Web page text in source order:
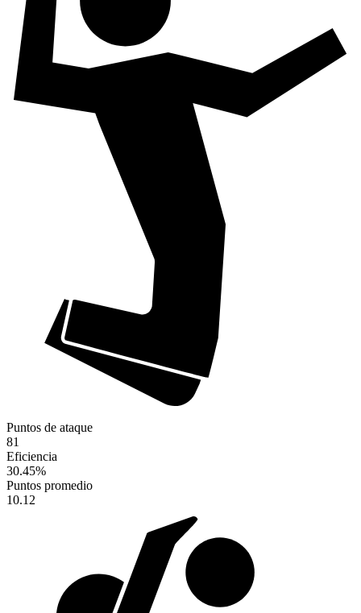
Puntos de ataque
81
Eficiencia
30.45%
Puntos promedio
10.12